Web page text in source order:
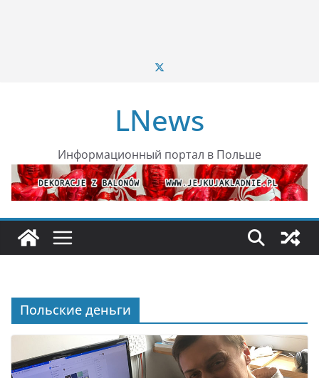
LNews
Информационный портал в Польше
Польские деньги